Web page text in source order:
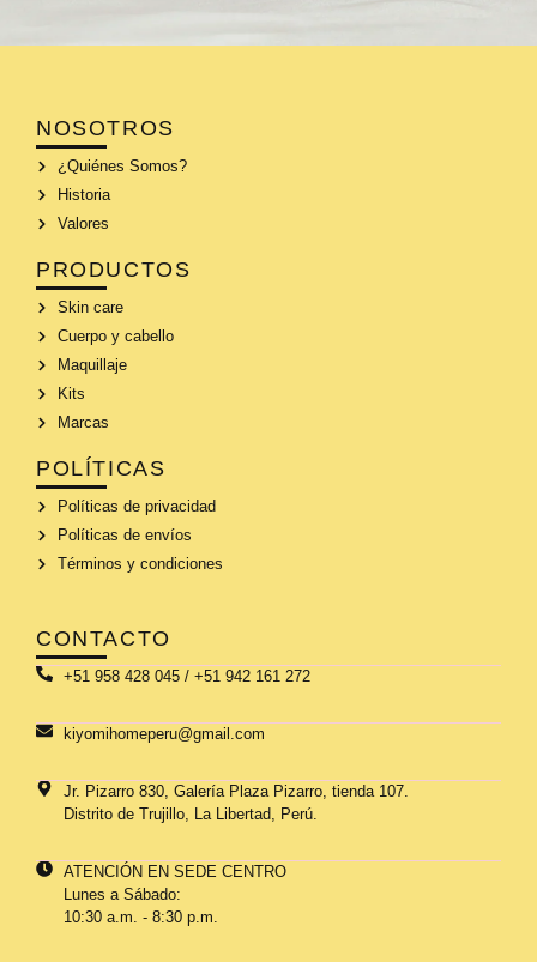
NOSOTROS
¿Quiénes Somos?
Historia
Valores
PRODUCTOS
Skin care
Cuerpo y cabello
Maquillaje
Kits
Marcas
POLÍTICAS
Políticas de privacidad
Políticas de envíos
Términos y condiciones
CONTACTO
+51 958 428 045 / +51 942 161 272
kiyomihomeperu@gmail.com
Jr. Pizarro 830, Galería Plaza Pizarro, tienda 107.
Distrito de Trujillo, La Libertad, Perú.
ATENCIÓN EN SEDE CENTRO
Lunes a Sábado:
10:30 a.m. - 8:30 p.m.